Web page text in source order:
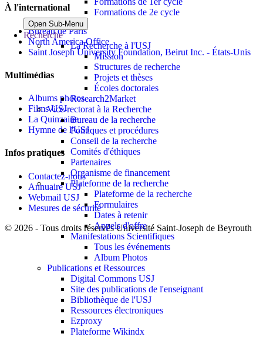
Formations de 2e cycle
Open Sub-Menu
Recherche
La Recherche à l'USJ
Mission
Structures de recherche
Projets et thèses
Écoles doctorales
Research2Market
Vice-rectorat à la Recherche
Bureau de la recherche
Politiques et procédures
Conseil de la recherche
Comités d'éthiques
Partenaires
Organisme de financement
Plateforme de la recherche
Plateforme de la recherche
Formulaires
Dates à retenir
Appels d'offre
Manifestations Scientifiques
Tous les événements
Album Photos
Publications et Ressources
Digital Commons USJ
Site des publications de l'enseignant
Bibliothèque de l'USJ
Ressources électroniques
Ezproxy
Plateforme Wikindx
À l'international
Bureau de Paris
North America Office
Saint Joseph University Foundation, Beirut Inc. - États-Unis
Multimédias
Albums photos
Films USJ
La Quinzaine
Hymne de l'USJ
Infos pratiques
Contactez-nous
Annuaire USJ
Webmail USJ
Mesures de sécurité
© 2026 - Tous droits réservés Université Saint-Joseph de Beyrouth